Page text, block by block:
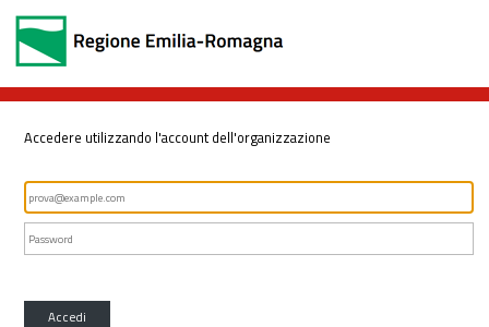
Accedere utilizzando l'account dell'organizzazione
Accedi